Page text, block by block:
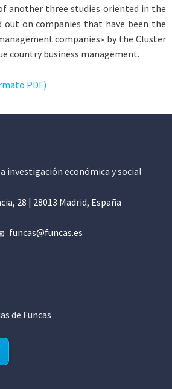
another three studies oriented in the
out on companies that have been the
companies» by the Cluster
country business management.
PDF)
investigación económica y social
28 | 28013 Madrid, España
funcas@funcas.es
de Funcas